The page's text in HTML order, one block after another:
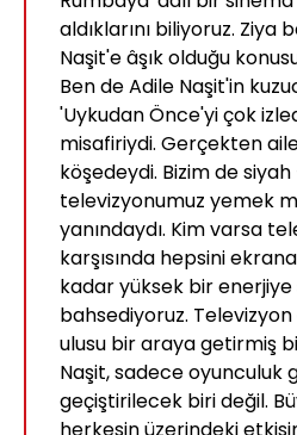
aldıklarını biliyoruz. Ziya
Naşit'e âşık olduğu
Ben de Adile Naşit'in
'Uykudan Önce'yi çok
misafiriydi. Gerçekten
köşedeydi. Bizim de
televizyonumuz yemek
yanındaydı. Kim varsa
karşısında hepsini
kadar yüksek bir
bahsediyoruz.
ulusu bir araya getirmiş
Naşit, sadece oyunculuk
geçiştirilecek biri değil.
herkesin üzerindeki